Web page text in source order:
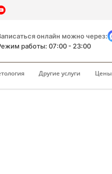
онлайн можно через:
работы: 07:00 - 23:00
Другие услуги Цены